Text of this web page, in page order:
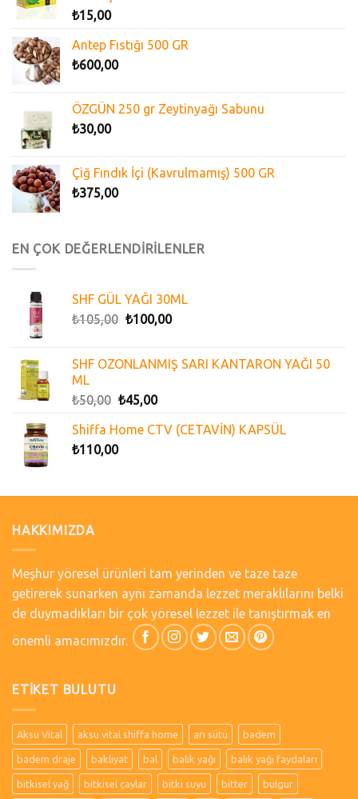
₺15,00
Antep Fıstığı 500 GR
₺600,00
ÖZGÜN 250 gr Zeytinyağı Sabunu
₺30,00
Çiğ Fındık İçi (Kavrulmamış) 500 GR
₺375,00
EN ÇOK DEĞERLENDİRİLENLER
SHF GÜL YAĞI 30ML
₺105,00 ₺100,00
SHF OZONLANMIŞ SARI KANTARON YAĞI 50
ML
₺50,00 ₺45,00
Shiffa Home CTV (CETAVİN) KAPSÜL
₺110,00
HAKKIMIZDA
Meşhur yöresel ürünleri tam yerinden ve taze taze
getirerek sunarken aynı zamanda lezzet meraklılarını belki
de duymadıkları bir çok yöresel lezzet ile tanıştırmak en
önemli amacımızdır.
ETIKET BULUTU
Aksu Vital aksu vital shiffa home arı sütü badem
badem draje bakliyat bal balık yağı balık yağı faydaları
bitkisel yağ bitkisel çaylar bitki suyu bitter bulgur